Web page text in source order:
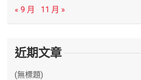
« 9 月
11 月 »
近期文章
(無標題)